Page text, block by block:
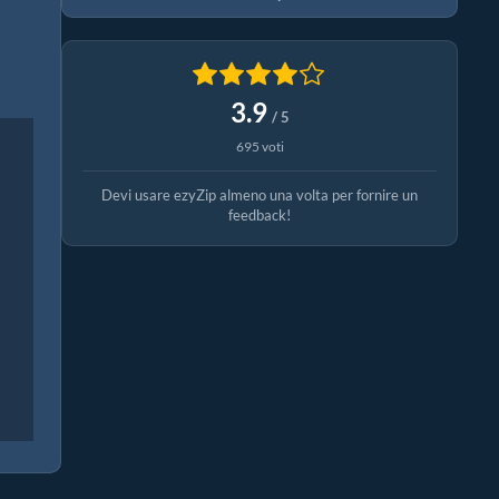
3.9 / 5
695 voti
Devi usare ezyZip almeno una volta per fornire un
feedback!